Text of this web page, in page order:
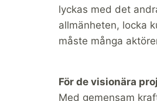
lyckas med det
allmänheten, locka
måste många
För de visionära
Med gemensam